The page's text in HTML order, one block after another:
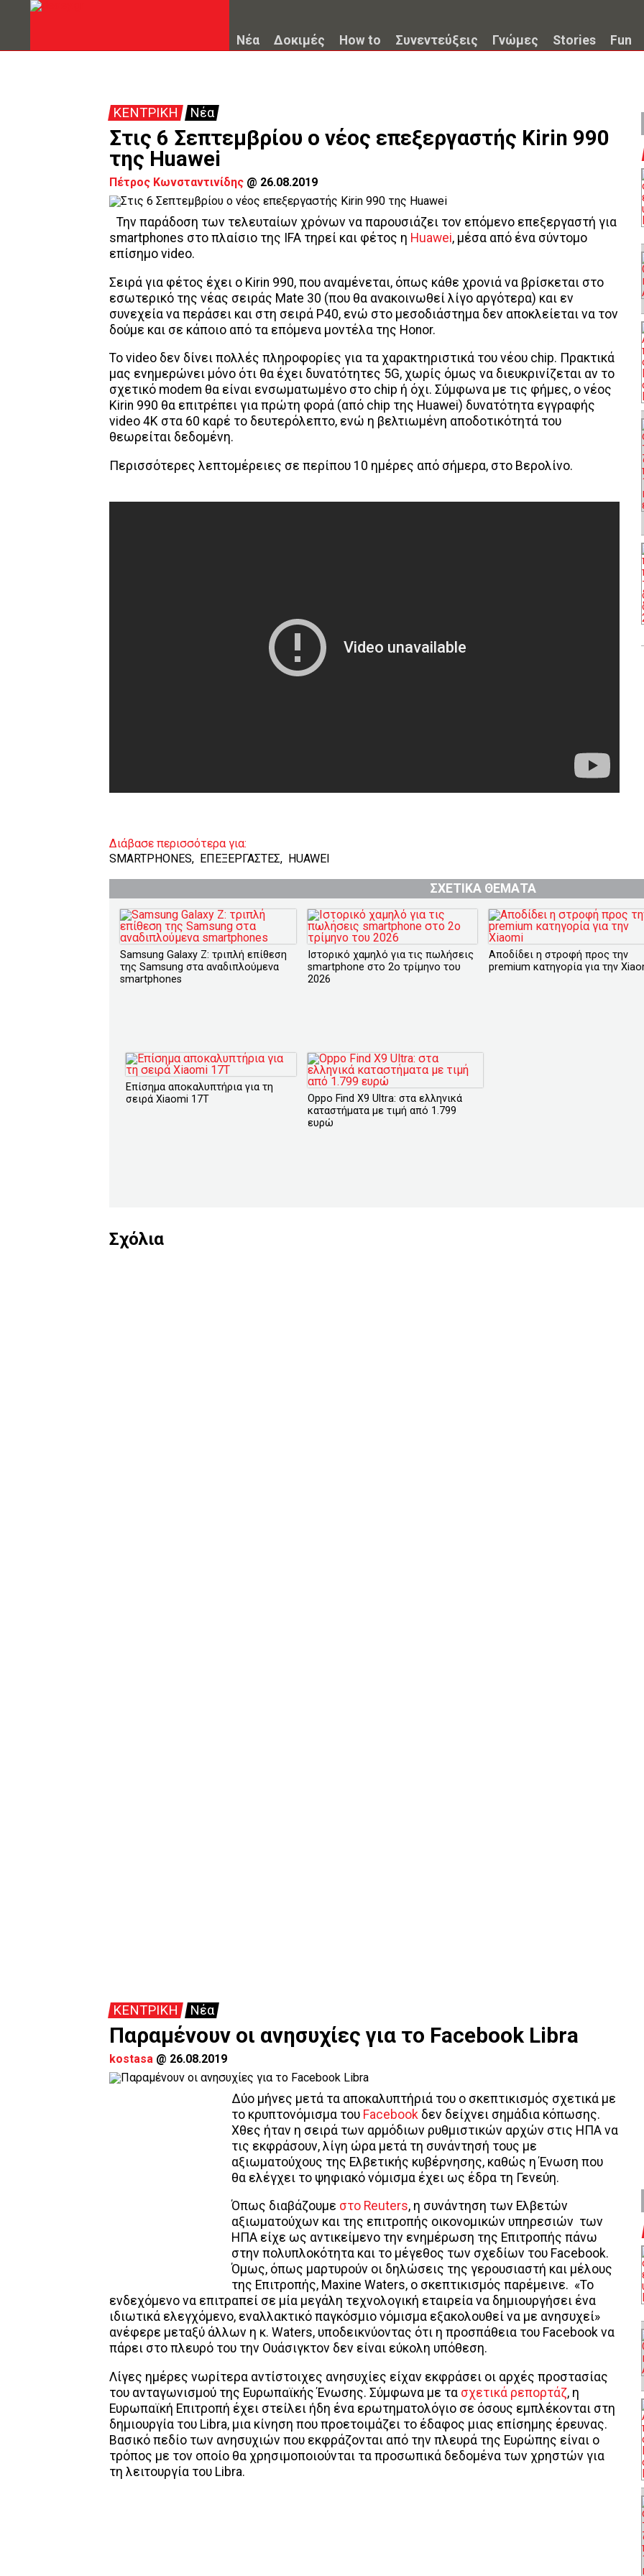
Νέα Δοκιμές How to Συνεντεύξεις Γνώμες Stories Fun
ΚΕΝΤΡΙΚΗ Νέα
Στις 6 Σεπτεμβρίου ο νέος επεξεργαστής Kirin 990
της Huawei
Πέτρος Κωνσταντινίδης @ 26.08.2019
Την παράδοση των τελευταίων χρόνων να παρουσιάζει τον επόμενο επεξεργαστή για
smartphones στο πλαίσιο της IFA τηρεί και φέτος η Huawei, μέσα από ένα σύντομο
επίσημο video.
Σειρά για φέτος έχει ο Kirin 990, που αναμένεται, όπως κάθε χρονιά να βρίσκεται στο
εσωτερικό της νέας σειράς Mate 30 (που θα ανακοινωθεί λίγο αργότερα) και εν
συνεχεία να περάσει και στη σειρά P40, ενώ στο μεσοδιάστημα δεν αποκλείεται να τον
δούμε και σε κάποιο από τα επόμενα μοντέλα της Honor.
Το video δεν δίνει πολλές πληροφορίες για τα χαρακτηριστικά του νέου chip. Πρακτικά
μας ενημερώνει μόνο ότι θα έχει δυνατότητες 5G, χωρίς όμως να διευκρινίζεται αν το
σχετικό modem θα είναι ενσωματωμένο στο chip ή όχι. Σύμφωνα με τις φήμες, ο νέος
Kirin 990 θα επιτρέπει για πρώτη φορά (από chip της Huawei) δυνατότητα εγγραφής
video 4Κ στα 60 καρέ το δευτερόλεπτο, ενώ η βελτιωμένη αποδοτικότητά του
θεωρείται δεδομένη.
Περισσότερες λεπτομέρειες σε περίπου 10 ημέρες από σήμερα, στο Βερολίνο.
Διάβασε περισσότερα για:
SMARTPHONES, ΕΠΕΞΕΡΓΑΣΤΕΣ, HUAWEI
ΣΧΕΤΙΚΑ ΘΕΜΑΤΑ
Samsung Galaxy Z: τριπλή επίθεση
της Samsung στα αναδιπλούμενα
smartphones
Ιστορικό χαμηλό για τις πωλήσεις
smartphone στο 2ο τρίμηνο του
2026
Αποδίδει η στροφή προς την
premium κατηγορία για την
Επίσημα αποκαλυπτήρια για τη
σειρά Xiaomi 17T
Oppo Find X9 Ultra: στα ελληνικά
καταστήματα με τιμή από 1.799
ευρώ
Σχόλια
ΚΕΝΤΡΙΚΗ Νέα
Παραμένουν οι ανησυχίες για το Facebook Libra
kostasa @ 26.08.2019
Δύο μήνες μετά τα αποκαλυπτήριά του ο σκεπτικισμός σχετικά με
το κρυπτονόμισμα του Facebook δεν δείχνει σημάδια κόπωσης.
Χθες ήταν η σειρά των αρμόδιων ρυθμιστικών αρχών στις ΗΠΑ να
τις εκφράσουν, λίγη ώρα μετά τη συνάντησή τους με
αξιωματούχους της Ελβετικής κυβέρνησης, καθώς η Ένωση που
θα ελέγχει το ψηφιακό νόμισμα έχει ως έδρα τη Γενεύη.
Όπως διαβάζουμε στο Reuters, η συνάντηση των Ελβετών
αξιωματούχων και της επιτροπής οικονομικών υπηρεσιών των
ΗΠΑ είχε ως αντικείμενο την ενημέρωση της Επιτροπής πάνω
στην πολυπλοκότητα και το μέγεθος των σχεδίων του Facebook.
Όμως, όπως μαρτυρούν οι δηλώσεις της γερουσιαστή και μέλους
της Επιτροπής, Maxine Waters, ο σκεπτικισμός παρέμεινε. «Το
ενδεχόμενο να επιτραπεί σε μία μεγάλη τεχνολογική εταιρεία να δημιουργήσει ένα
ιδιωτικά ελεγχόμενο, εναλλακτικό παγκόσμιο νόμισμα εξακολουθεί να με ανησυχεί»
ανέφερε μεταξύ άλλων η κ. Waters, υποδεικνύοντας ότι η προσπάθεια του Facebook να
πάρει στο πλευρό του την Ουάσιγκτον δεν είναι εύκολη υπόθεση.
Λίγες ημέρες νωρίτερα αντίστοιχες ανησυχίες είχαν εκφράσει οι αρχές προστασίας
του ανταγωνισμού της Ευρωπαϊκής Ένωσης. Σύμφωνα με τα σχετικά ρεπορτάζ, η
Ευρωπαϊκή Επιτροπή έχει στείλει ήδη ένα ερωτηματολόγιο σε όσους εμπλέκονται στη
δημιουργία του Libra, μια κίνηση που προετοιμάζει το έδαφος μιας επίσημης έρευνας.
Βασικό πεδίο των ανησυχιών που εκφράζονται από την πλευρά της Ευρώπης είναι ο
τρόπος με τον οποίο θα χρησιμοποιούνται τα προσωπικά δεδομένα των χρηστών για
τη λειτουργία του Libra.